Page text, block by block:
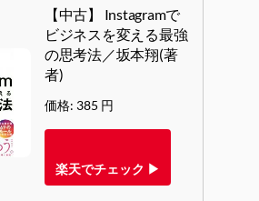
【中古】 Instagramで
ビジネスを変える最強
の思考法／坂本翔(著
者)
価格: 385 円
楽天でチェック ▶